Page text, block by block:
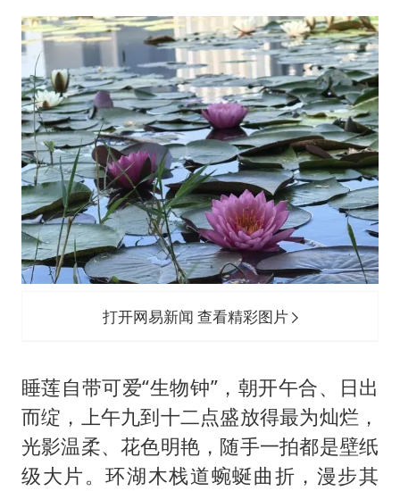
打开网易新闻 查看精彩图片
睡莲自带可爱“生物钟”，朝开午合、日出
而绽，上午九到十二点盛放得最为灿烂，
光影温柔、花色明艳，随手一拍都是壁纸
级大片。环湖木栈道蜿蜒曲折，漫步其